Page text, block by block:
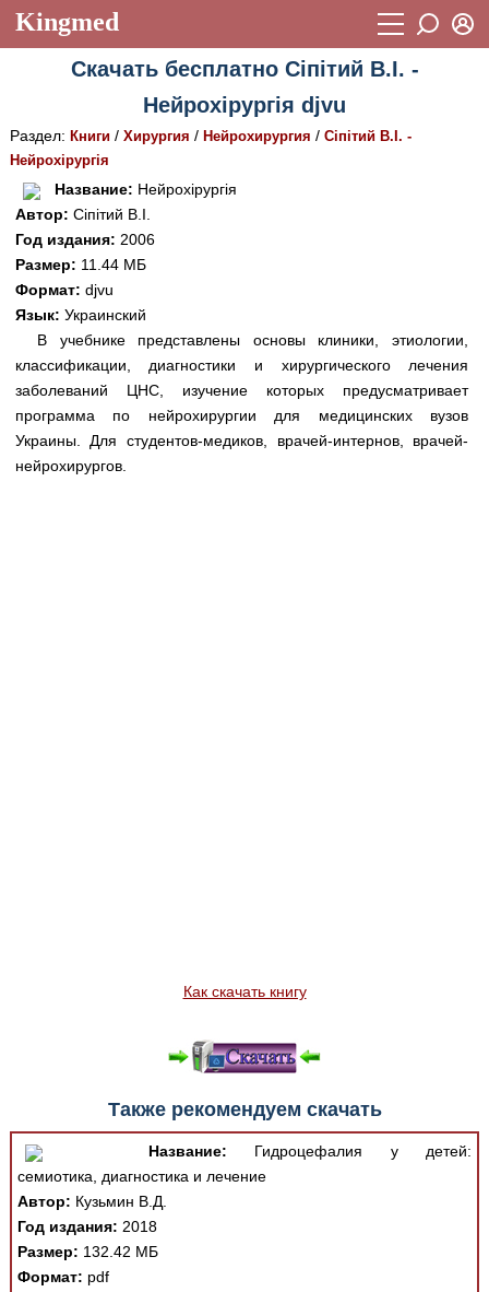
Kingmed
Учебный материал
899
Фотогалерея
Истории болезней 1268
Лекции и презентации
Аккредитационные тесты
Методические рекомендации
Научно-популярное
Статьи
Новости
Пароль
Восстановить пароль
Регистрация
Скачать бесплатно Сіпітий В.І. -
Нейрохірургія djvu
Раздел: Книги/ Хирургия / Нейрохирургия / Сіпітий В.І. -
Нейрохірургія
Название: Нейрохірургія
Автор: Сіпітий В.І.
Год издания: 2006
Размер: 11.44 МБ
Формат: djvu
Язык: Украинский
В учебнике представлены основы клиники, этиологии,
классификации, диагностики и хирургического лечения
заболеваний ЦНС, изучение которых предусматривает
программа по нейрохирургии для медицинских вузов
Украины. Для студентов-медиков, врачей-интернов, врачей-
нейрохирургов.
Как скачать книгу
Также рекомендуем скачать
Название: Гидроцефалия у детей:
семиотика, диагностика и лечение
Автор: Кузьмин В.Д.
Год издания: 2018
Размер: 132.42 МБ
Формат: pdf